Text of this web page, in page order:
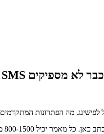
אימות דו-שלבי מעבר ל-SMS: למה קודי SMS כבר לא מספיקים